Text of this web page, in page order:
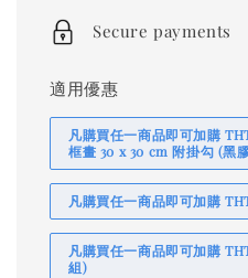
price
Secure payments
適用優惠
凡購買任一商品即可加購
框畫 30 x 30 cm 附掛勾 (黑
凡購買任一商品即可加購
凡購買任一商品即可加購
組)